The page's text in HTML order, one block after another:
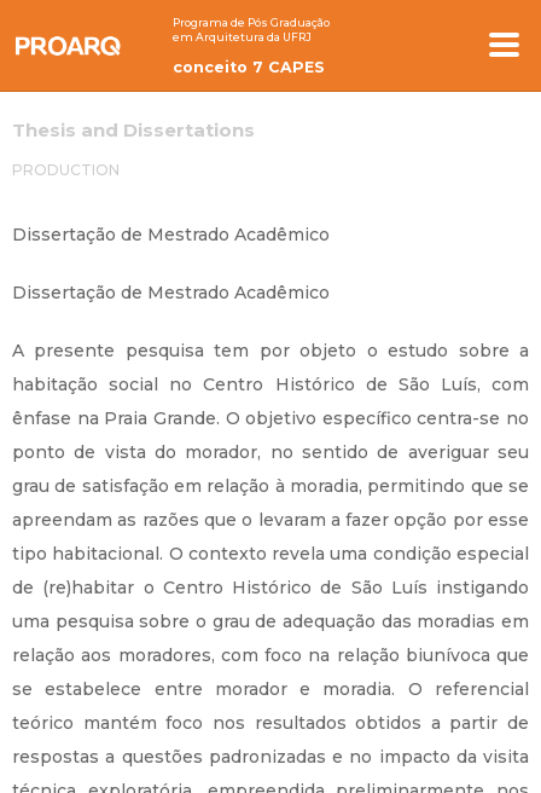
Programa de Pós Graduação
em Arquitetura da UFRJ
conceito 7 CAPES
Thesis and Dissertations
PRODUCTION
Dissertação de Mestrado Acadêmico
Dissertação de Mestrado Acadêmico
A presente pesquisa tem por objeto o estudo sobre a
habitação social no Centro Histórico de São Luís, com
ênfase na Praia Grande. O objetivo específico centra-se no
ponto de vista do morador, no sentido de averiguar seu
grau de satisfação em relação à moradia, permitindo que se
apreendam as razões que o levaram a fazer opção por esse
tipo habitacional. O contexto revela uma condição especial
de (re)habitar o Centro Histórico de São Luís instigando
uma pesquisa sobre o grau de adequação das moradias em
relação aos moradores, com foco na relação biunívoca que
se estabelece entre morador e moradia. O referencial
teórico mantém foco nos resultados obtidos a partir de
respostas a questões padronizadas e no impacto da visita